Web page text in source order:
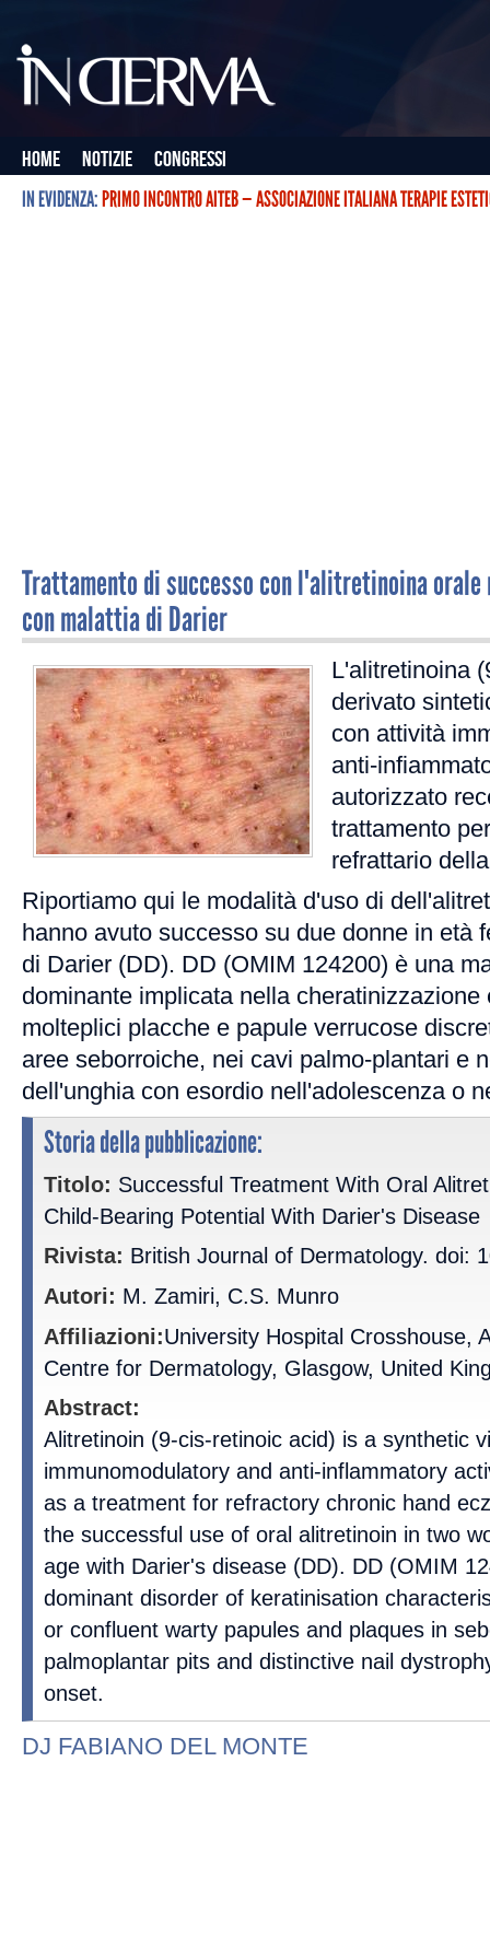
Home Notizie
Congressi
IN EVIDENZA:PRIMO INCONTRO AITEB — ASSOCIAZIONE ITALIANA TERAPIE
Trattamento di successo con l'alitretinoina
con malattia di Darier
L'alitretinoina
derivato
con attività
anti-
autorizzato
trattamento
refrattario
Riportiamo qui le modalità d'uso di
hanno avuto successo su due donne in età
di Darier (DD). DD (OMIM 124200) è una
dominante implicata nella cheratinizzazione
molteplici placche e papule verrucose
aree seborroiche, nei cavi palmo-plantari e
dell'unghia con esordio nell'adolescenza o
Storia della pubblicazione:
Titolo: Successful Treatment With Oral
Child-Bearing Potential With Darier's Disease
Rivista: British Journal of Dermatology. doi:
Autori: M. Zamiri, C.S. Munro
Affiliazioni:University Hospital Crosshouse,
Centre for Dermatology, Glasgow, United
Abstract:
Alitretinoin (9-cis-retinoic acid) is a synthetic
immunomodulatory and anti-inflammatory
as a treatment for refractory chronic hand
the successful use of oral alitretinoin in two
age with Darier's disease (DD). DD (OMIM
dominant disorder of keratinisation
or confluent warty papules and plaques in
palmoplantar pits and distinctive nail
onset.
DJ FABIANO DEL MONTE